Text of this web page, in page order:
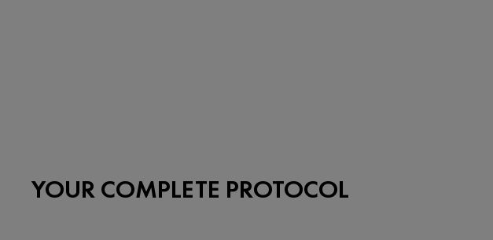
YOUR COMPLETE PROTOCOL